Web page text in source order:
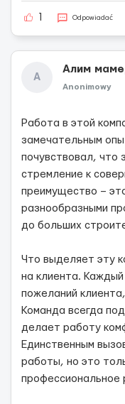
Odpowiadać
А
Алим
Anonimowy
Работа в этой
замечательным
почувствовал, что
стремление к
преимущество –
разнообразными
до больших
Что выделяет эту
на клиента.
пожеланий
Команда всегда
делает работу
Единственным
работы, но это
профессиональное